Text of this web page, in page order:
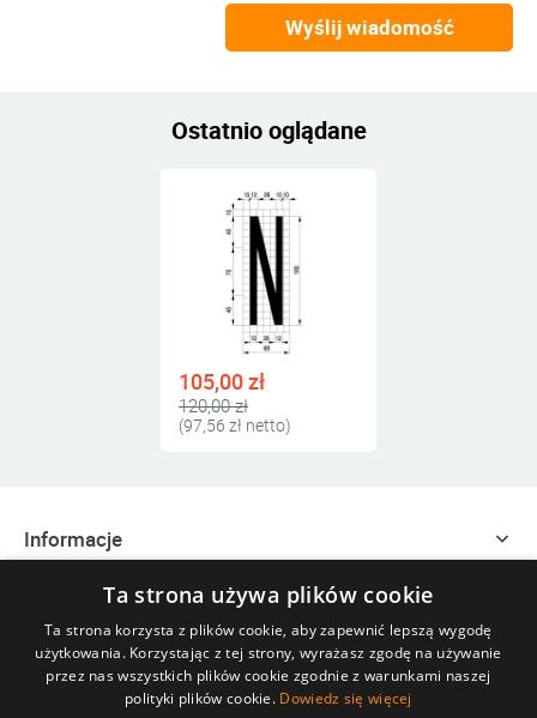
Wyślij wiadomość
Ostatnio oglądane
105,00 zł
120,00 zł
(97,56 zł netto)
Informacje
Szybki kontakt
Ta strona używa plików cookie
Ta strona korzysta z plików cookie, aby zapewnić lepszą wygodę
użytkowania. Korzystając z tej strony, wyrażasz zgodę na używanie
przez nas wszystkich plików cookie zgodnie z warunkami naszej
polityki plików cookie. Dowiedz się więcej